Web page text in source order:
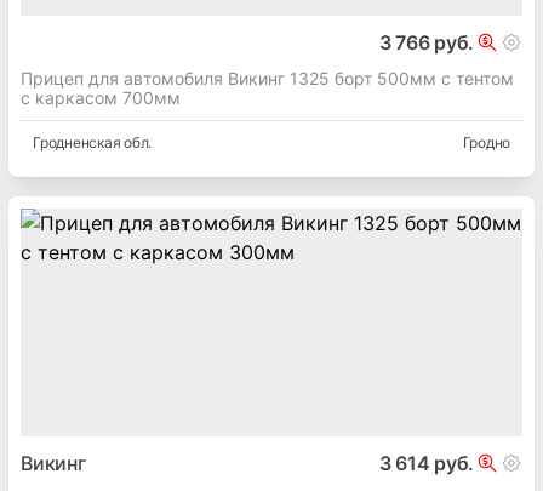
3 766 руб.
Прицеп для автомобиля Викинг 1325 борт 500мм с тентом
с каркасом 700мм
Гродненская обл. Гродно
Викинг 3 614 руб.